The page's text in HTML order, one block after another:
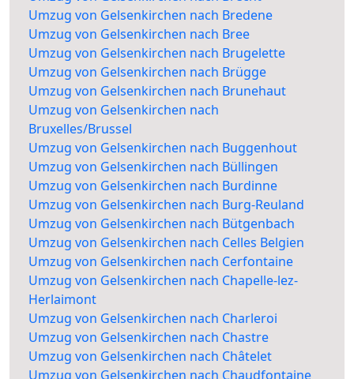
Umzug von Gelsenkirchen nach Bredene
Umzug von Gelsenkirchen nach Bree
Umzug von Gelsenkirchen nach Brugelette
Umzug von Gelsenkirchen nach Brügge
Umzug von Gelsenkirchen nach Brunehaut
Umzug von Gelsenkirchen nach
Bruxelles/Brussel
Umzug von Gelsenkirchen nach Buggenhout
Umzug von Gelsenkirchen nach Büllingen
Umzug von Gelsenkirchen nach Burdinne
Umzug von Gelsenkirchen nach Burg-Reuland
Umzug von Gelsenkirchen nach Bütgenbach
Umzug von Gelsenkirchen nach Celles Belgien
Umzug von Gelsenkirchen nach Cerfontaine
Umzug von Gelsenkirchen nach Chapelle-lez-
Herlaimont
Umzug von Gelsenkirchen nach Charleroi
Umzug von Gelsenkirchen nach Chastre
Umzug von Gelsenkirchen nach Châtelet
Umzug von Gelsenkirchen nach Chaudfontaine